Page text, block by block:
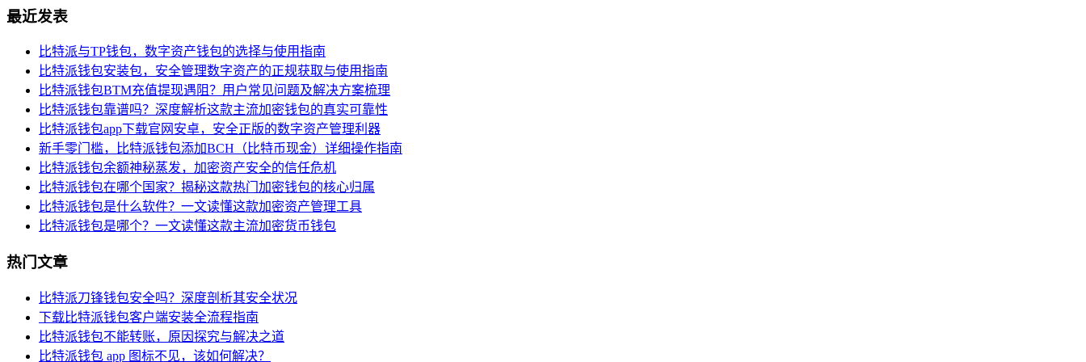
最近发表
比特派与TP钱包，数字资产钱包的选择与使用指南
比特派钱包安装包，安全管理数字资产的正规获取与使用指南
比特派钱包BTM充值提现遇阻？用户常见问题及解决方案梳理
比特派钱包靠谱吗？深度解析这款主流加密钱包的真实可靠性
比特派钱包app下载官网安卓，安全正版的数字资产管理利器
新手零门槛，比特派钱包添加BCH（比特币现金）详细操作指南
比特派钱包余额神秘蒸发，加密资产安全的信任危机
比特派钱包在哪个国家？揭秘这款热门加密钱包的核心归属
比特派钱包是什么软件？一文读懂这款加密资产管理工具
比特派钱包是哪个？一文读懂这款主流加密货币钱包
热门文章
比特派刀锋钱包安全吗？深度剖析其安全状况
下载比特派钱包客户端安装全流程指南
比特派钱包不能转账，原因探究与解决之道
比特派钱包 app 图标不见，该如何解决？